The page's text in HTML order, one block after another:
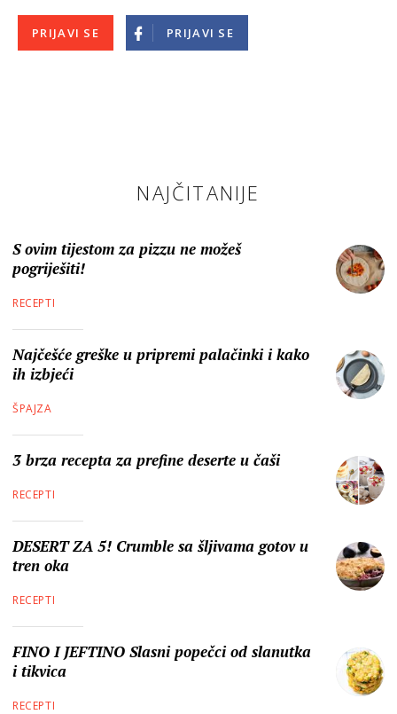
PRIJAVI SE PRIJAVI SE
NAJČITANIJE
S ovim tijestom za pizzu ne možeš
pogriješiti!
RECEPTI
Najčešće greške u pripremi palačinki i kako
ih izbjeći
ŠPAJZA
3 brza recepta za prefine deserte u čaši
RECEPTI
DESERT ZA 5! Crumble sa šljivama gotov u
tren oka
RECEPTI
FINO I JEFTINO Slasni popečci od slanutka
i tikvica
RECEPTI